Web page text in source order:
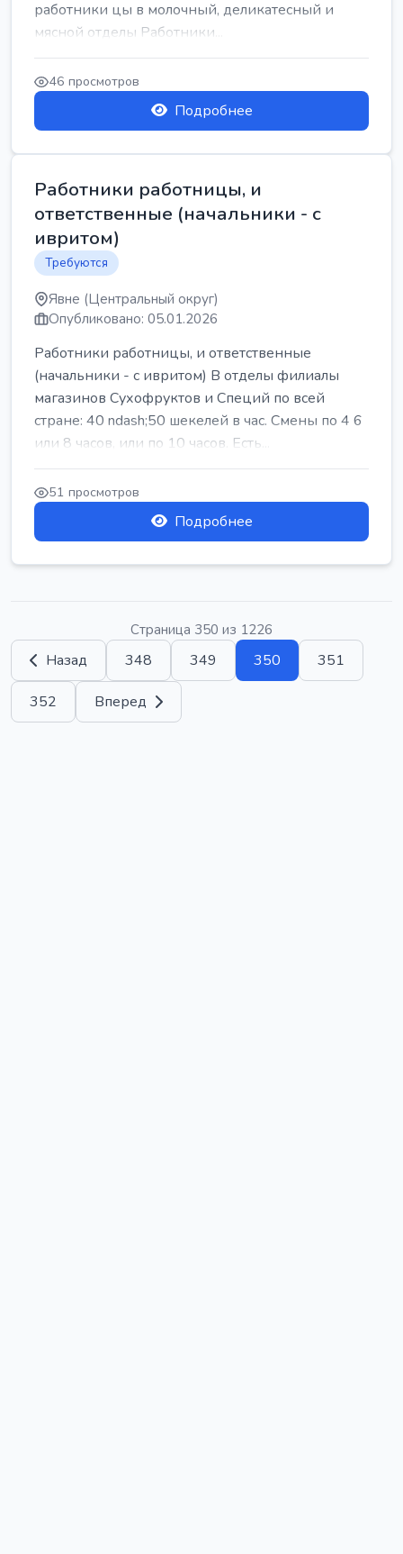
работники цы в молочный, деликатесный и
мясной отделы Работники...
46 просмотров
Подробнее
Работники работницы, и
ответственные (начальники - с
ивритом)
Требуются
Явне (Центральный округ)
Опубликовано: 05.01.2026
Работники работницы, и ответственные
(начальники - с ивритом) В отделы филиалы
магазинов Сухофруктов и Специй по всей
стране: 40 ndash;50 шекелей в час. Смены по 4 6
или 8 часов, или по 10 часов. Есть...
51 просмотров
Подробнее
Страница 350 из 1226
Назад 348 349 350 351
352 Вперед